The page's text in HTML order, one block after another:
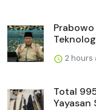
2 hours
Total
Yayasan